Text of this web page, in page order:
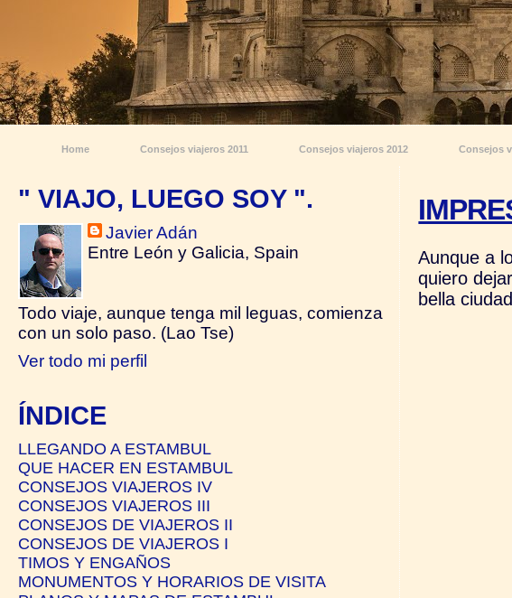
Home Consejos viajeros 2011 Consejos viajeros 2012 Consejos
Aunque a
quiero
bella
" VIAJO, LUEGO SOY ".
Javier Adán
Entre León y Galicia, Spain
Todo viaje, aunque tenga mil leguas, comienza
con un solo paso. (Lao Tse)
Ver todo mi perfil
ÍNDICE
LLEGANDO A ESTAMBUL
QUE HACER EN ESTAMBUL
CONSEJOS VIAJEROS IV
CONSEJOS VIAJEROS III
CONSEJOS DE VIAJEROS II
CONSEJOS DE VIAJEROS I
TIMOS Y ENGAÑOS
MONUMENTOS Y HORARIOS DE VISITA